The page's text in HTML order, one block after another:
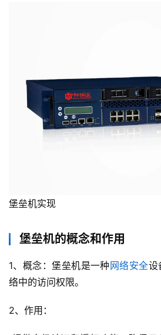
堡垒机实现
堡垒机的概念和作用
1、概念：堡垒机是一种 网络安全设
络中的访问权限。
2、作用：